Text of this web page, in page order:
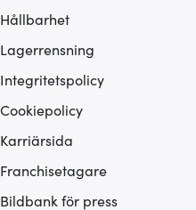
Hållbarhet
Lagerrensning
Integritetspolicy
Cookiepolicy
Karriärsida
Franchisetagare
Bildbank för press